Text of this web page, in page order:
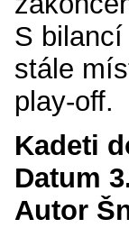
S
stále
play-off.
Kadeti
Datum
Autor